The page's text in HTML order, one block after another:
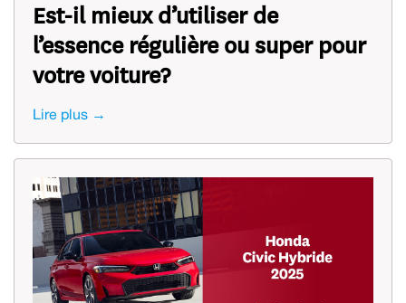
Est-il mieux d’utiliser de
l’essence régulière ou super pour
votre voiture?
Lire plus →